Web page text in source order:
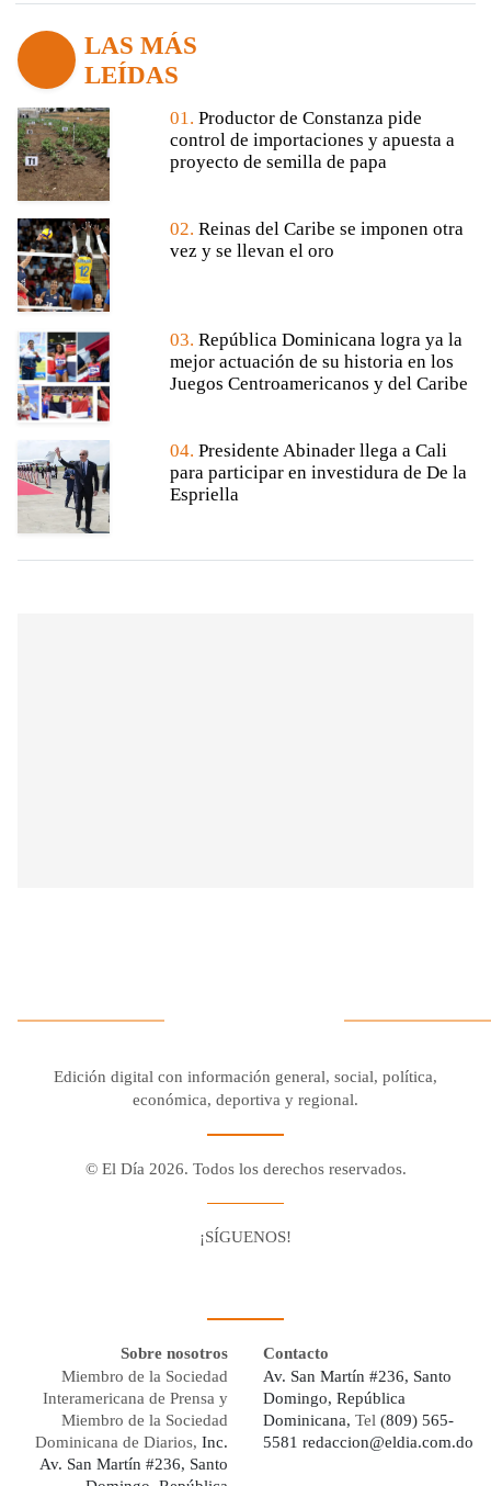
LAS MÁS
LEÍDAS
01. Productor de Constanza pide
control de importaciones y apuesta a
proyecto de semilla de papa
02. Reinas del Caribe se imponen otra
vez y se llevan el oro
03. República Dominicana logra ya la
mejor actuación de su historia en los
Juegos Centroamericanos y del Caribe
04. Presidente Abinader llega a Cali
para participar en investidura de De la
Espriella
Edición digital con información general, social, política,
económica, deportiva y regional.
© El Día 2026. Todos los derechos reservados.
¡SÍGUENOS!
Sobre nosotros
Miembro de la Sociedad
Interamericana de Prensa y
Miembro de la Sociedad
Dominicana de Diarios, Inc.
Av. San Martín #236, Santo
Contacto
Av. San Martín #236, Santo
Domingo, República
Dominicana, Tel (809) 565-
5581 redaccion@eldia.com.do